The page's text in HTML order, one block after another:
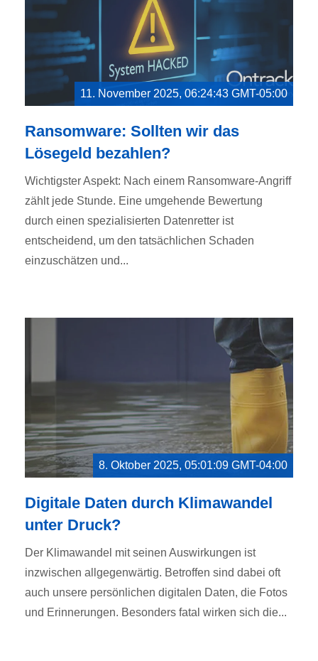
11. November 2025, 06:24:43 GMT-05:00
Ransomware: Sollten wir das
Lösegeld bezahlen?
Wichtigster Aspekt: Nach einem Ransomware-Angriff
zählt jede Stunde. Eine umgehende Bewertung
durch einen spezialisierten Datenretter ist
entscheidend, um den tatsächlichen Schaden
einzuschätzen und...
8. Oktober 2025, 05:01:09 GMT-04:00
Digitale Daten durch Klimawandel
unter Druck?
Der Klimawandel mit seinen Auswirkungen ist
inzwischen allgegenwärtig. Betroffen sind dabei oft
auch unsere persönlichen digitalen Daten, die Fotos
und Erinnerungen. Besonders fatal wirken sich die...